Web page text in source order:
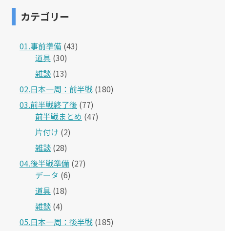
カテゴリー
01.事前準備 (43)
道具 (30)
雑談 (13)
02.日本一周：前半戦 (180)
03.前半戦終了後 (77)
前半戦まとめ (47)
片付け (2)
雑談 (28)
04.後半戦準備 (27)
データ (6)
道具 (18)
雑談 (4)
05.日本一周：後半戦 (185)